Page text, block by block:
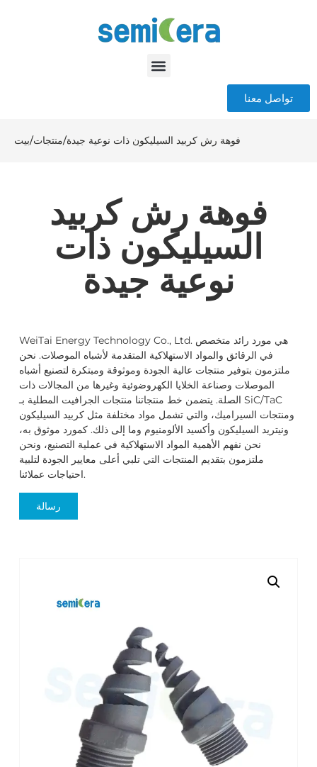
تواصل معنا
بيت/منتجات/فوهة رش كربيد السيليكون ذات نوعية جيدة
فوهة رش كربيد
السيليكون ذات
نوعية جيدة
WeiTai Energy Technology Co., Ltd. هي مورد رائد متخصص
في الرقائق والمواد الاستهلاكية المتقدمة لأشباه الموصلات. نحن
ملتزمون بتوفير منتجات عالية الجودة وموثوقة ومبتكرة لتصنيع أشباه
الموصلات وصناعة الخلايا الكهروضوئية وغيرها من المجالات ذات
الصلة. يتضمن خط منتجاتنا منتجات الجرافيت المطلية بـ SiC/TaC
ومنتجات السيراميك، والتي تشمل مواد مختلفة مثل كربيد السيليكون
ونيتريد السيليكون وأكسيد الألومنيوم وما إلى ذلك. كمورد موثوق به،
نحن نفهم الأهمية المواد الاستهلاكية في عملية التصنيع، ونحن
ملتزمون بتقديم المنتجات التي تلبي أعلى معايير الجودة لتلبية
احتياجات عملائنا.
رسالة